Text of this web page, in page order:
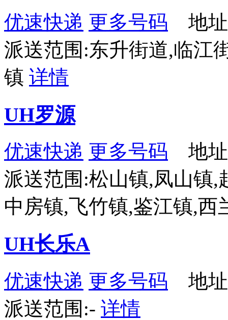
优速快递 更多号码 地址
派送范围:东升街道,临江
镇 详情
UH罗源
优速快递 更多号码 地址
派送范围:松山镇,凤山镇,
中房镇,飞竹镇,鉴江镇,
UH长乐A
优速快递 更多号码 地址
派送范围:- 详情